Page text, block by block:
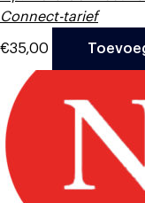
Connect-tarief
€35,00